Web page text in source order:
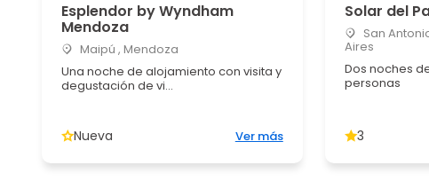
Esplendor by Wyndham
Mendoza
Maipú , Mendoza
Una noche de alojamiento con visita y
degustación de vi...
Nueva Ver más
Solar del
San
Aires
Dos noches
personas
3